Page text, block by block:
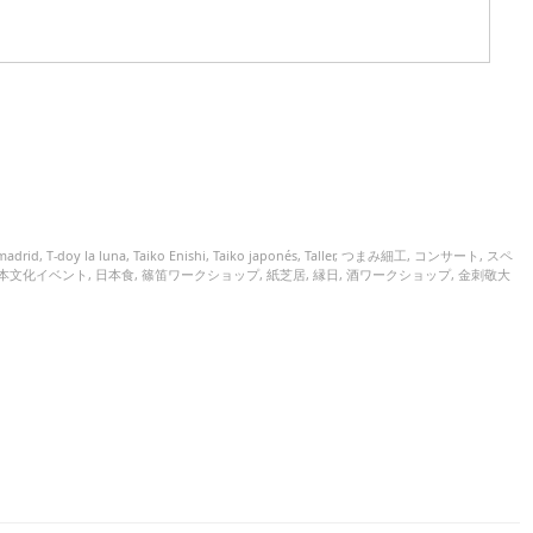
, T-doy la luna, Taiko Enishi, Taiko japonés, Taller, つまみ細工, コンサート , スペ
文化イベント , 日本食, 篠笛ワークショップ, 紙芝居, 縁日, 酒ワークショップ, 金刺敬大